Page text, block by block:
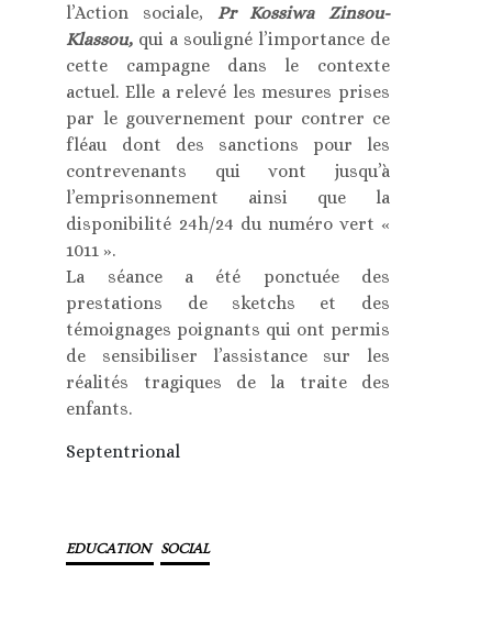
l’Action sociale, Pr Kossiwa Zinsou-
Klassou, qui a souligné l’importance de
cette campagne dans le contexte
actuel. Elle a relevé les mesures prises
par le gouvernement pour contrer ce
fléau dont des sanctions pour les
contrevenants qui vont jusqu’à
l’emprisonnement ainsi que la
disponibilité 24h/24 du numéro vert «
1011 ».
La séance a été ponctuée des
prestations de sketchs et des
témoignages poignants qui ont permis
de sensibiliser l’assistance sur les
réalités tragiques de la traite des
enfants.
Septentrional
EDUCATION SOCIAL